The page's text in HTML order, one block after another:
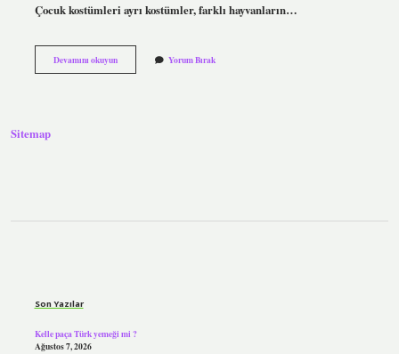
Çocuk kostümleri ayrı kostümler, farklı hayvanların…
Devamını okuyunAşağıdakilerden
Hangisi
Yorum Bırak
Sitemap
Son Yazılar
Kelle paça Türk yemeği mi ?
Ağustos 7, 2026